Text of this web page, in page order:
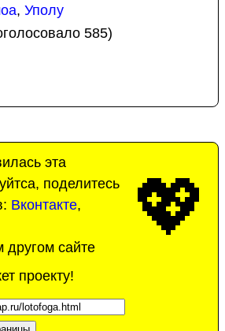
, Уполу
585)
💖
эта
поделитесь
Вконтакте,
сайте
проекту!